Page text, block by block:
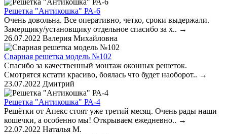
Решетка "Антикошка" РА-6
Очень довольна. Все оперативно, четко, сроки выдержали.
Замерщику/установщику отдельное спасибо за х.. →
26.07.2022 Валерия Михайловна
Сварная решетка модель №102
Спасибо за качественный монтаж оконных решеток.
Смотрятся кстати красиво, боялась что будет наоборот.. →
23.07.2022 Дмитрий
Решетка "Антикошка" РА-4
Решётки от Апекс стоят уже третий месяц. Очень рады наши
кошечки, а особенно мы! Открываем ежедневно.. →
22.07.2022 Наталья М.